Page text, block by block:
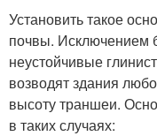
Установить такое
почвы. Исключением
неустойчивые
возводят здания
высоту траншеи.
в таких случаях: